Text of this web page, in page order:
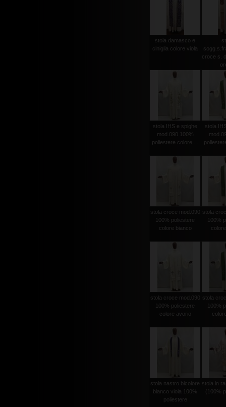
stola damasco e
ciniglia colore viola
croce s.
stola IHS e spighe
mod.090 100%
poliestere colore ...
stola
stola croce mod.090
100% poliestere
colore bianco
stola
100%
stola croce mod.090
100% poliestere
colore avorio
stola
100%
stola nastro bicolore
bianco viola 100%
poliestere
stola in
(100%